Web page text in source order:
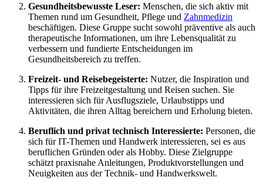
Gesundheitsbewusste Leser: Menschen, die sich aktiv mit
Themen rund um Gesundheit, Pflege und Zahnmedizin
beschäftigen. Diese Gruppe sucht sowohl präventive als auch
therapeutische Informationen, um ihre Lebensqualität zu
verbessern und fundierte Entscheidungen im
Gesundheitsbereich zu treffen.
Freizeit- und Reisebegeisterte: Nutzer, die Inspiration und
Tipps für ihre Freizeitgestaltung und Reisen suchen. Sie
interessieren sich für Ausflugsziele, Urlaubstipps und
Aktivitäten, die ihren Alltag bereichern und Erholung bieten.
Beruflich und privat technisch Interessierte: Personen, die
sich für IT-Themen und Handwerk interessieren, sei es aus
beruflichen Gründen oder als Hobby. Diese Zielgruppe
schätzt praxisnahe Anleitungen, Produktvorstellungen und
Neuigkeiten aus der Technik- und Handwerkswelt.